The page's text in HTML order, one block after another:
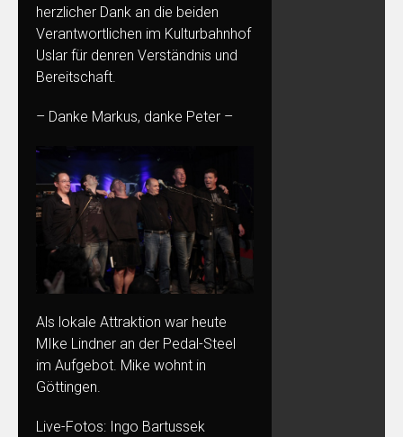
herzlicher Dank an die beiden
Verantwortlichen im Kulturbahnhof
Uslar für denren Verständnis und
Bereitschaft.
– Danke Markus, danke Peter –
Als lokale Attraktion war heute
MIke Lindner an der Pedal-Steel
im Aufgebot. Mike wohnt in
Göttingen.
Live-Fotos: Ingo Bartussek